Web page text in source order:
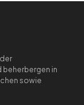
beherbergen in
sowie